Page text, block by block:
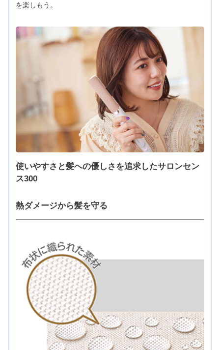
を楽しもう。
使いやすさと髪への優しさを追求したサロンセン
ス300
熱ダメージから髪を守る